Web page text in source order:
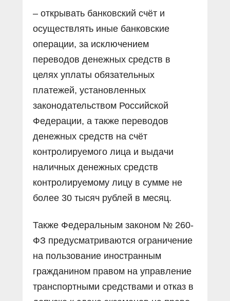
– открывать банковский счёт и
осуществлять иные банковские
операции, за исключением
переводов денежных средств в
целях уплаты обязательных
платежей, установленных
законодательством Российской
Федерации, а также переводов
денежных средств на счёт
контролируемого лица и выдачи
наличных денежных средств
контролируемому лицу в сумме не
более 30 тысяч рублей в месяц.
Также Федеральным законом № 260-
ФЗ предусматриваются ограничение
на пользование иностранным
гражданином правом на управление
транспортными средствами и отказ в